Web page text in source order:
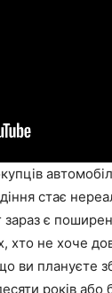
стає
зараз є
хто не хоче
ви плануєте
років або